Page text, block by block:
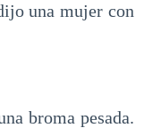
una mujer con
broma pesada.